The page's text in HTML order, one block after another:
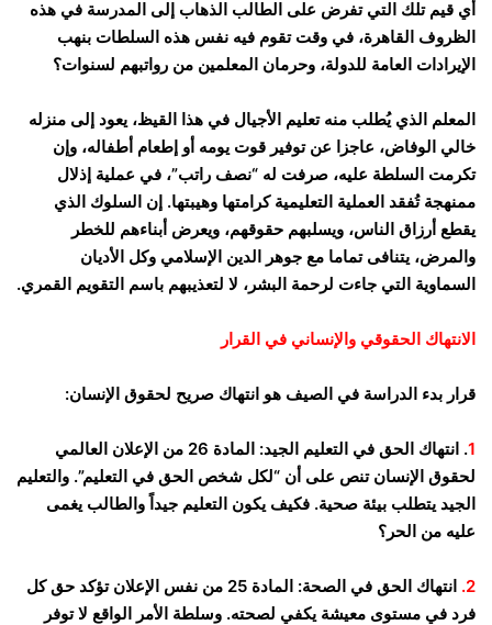
أي قيم تلك التي تفرض على الطالب الذهاب إلى المدرسة في هذه
الظروف القاهرة، في وقت تقوم فيه نفس هذه السلطات بنهب
الإيرادات العامة للدولة، وحرمان المعلمين من رواتبهم لسنوات؟
المعلم الذي يُطلب منه تعليم الأجيال في هذا القيظ، يعود إلى منزله
خالي الوفاض، عاجزا عن توفير قوت يومه أو إطعام أطفاله، وإن
تكرمت السلطة عليه، صرفت له “نصف راتب”، في عملية إذلال
ممنهجة تُفقد العملية التعليمية كرامتها وهيبتها. إن السلوك الذي
يقطع أرزاق الناس، ويسلبهم حقوقهم، ويعرض أبناءهم للخطر
والمرض، يتنافى تماما مع جوهر الدين الإسلامي وكل الأديان
السماوية التي جاءت لرحمة البشر، لا لتعذيبهم باسم التقويم القمري.
الانتهاك الحقوقي والإنساني في القرار
قرار بدء الدراسة في الصيف هو انتهاك صريح لحقوق الإنسان:
1
. انتهاك الحق في التعليم الجيد: المادة 26 من الإعلان العالمي
لحقوق الإنسان تنص على أن “لكل شخص الحق في التعليم”. والتعليم
الجيد يتطلب بيئة صحية. فكيف يكون التعليم جيداً والطالب يغمى
عليه من الحر؟
2.
انتهاك الحق في الصحة: المادة 25 من نفس الإعلان تؤكد حق كل
فرد في مستوى معيشة يكفي لصحته. وسلطة الأمر الواقع لا توفر